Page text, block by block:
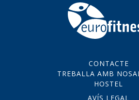
CONTACTE
TREBALLA AMB
HOSTEL
AVÍS LEGAL